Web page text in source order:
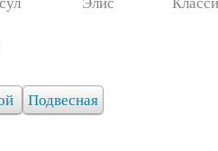
Подвесная